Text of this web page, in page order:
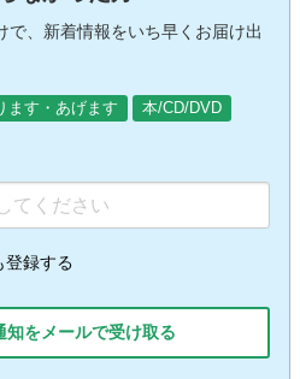
で、新着情報をいち早くお届け出
ます・あげます
本/CD/DVD
登録する
をメールで受け取る